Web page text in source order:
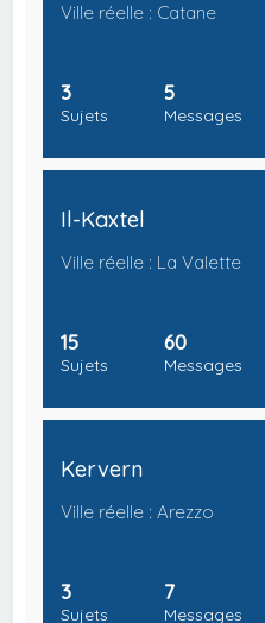
Ville réelle : Catane
3
Sujets
5
Messages
Il-Kaxtel
Ville réelle : La Valette
15
Sujets
60
Messages
Kervern
Ville réelle : Arezzo
3
Sujets
7
Messages